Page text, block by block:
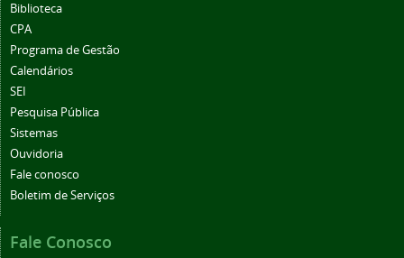
Biblioteca
CPA
Programa de Gestão
Calendários
SEI
Pesquisa Pública
Sistemas
Ouvidoria
Fale conosco
Boletim de Serviços
Fale Conosco